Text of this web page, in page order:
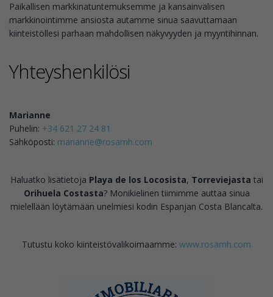
Paikallisen markkinatuntemuksemme ja kansainvälisen
markkinointimme ansiosta autamme sinua saavuttamaan
kiinteistöllesi parhaan mahdollisen näkyvyyden ja myyntihinnan.
Yhteyshenkilösi
Marianne
Puhelin: +34 621 27 24 81
Sähköposti: marianne@rosamh.com
Haluatko lisätietoja Playa de los Locosista, Torreviejasta tai
Orihuela Costasta? Monikielinen tiimimme auttaa sinua
mielellään löytämään unelmiesi kodin Espanjan Costa Blancalta.
Tutustu koko kiinteistövalikoimaamme: www.rosamh.com